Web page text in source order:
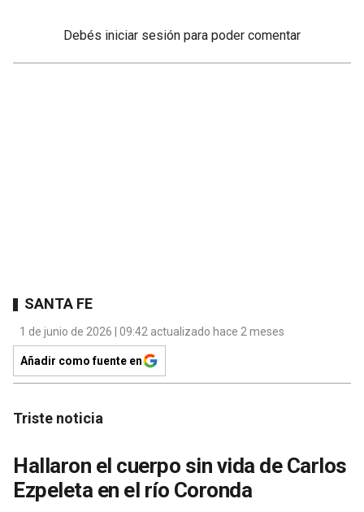
Debés iniciar sesión para poder comentar
SANTA FE
1 de junio de 2026 | 09:42 actualizado hace 2 meses
Añadir como fuente en
Triste noticia
Hallaron el cuerpo sin vida de Carlos
Ezpeleta en el río Coronda